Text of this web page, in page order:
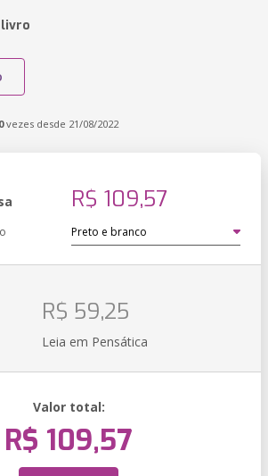
vezes desde 21/08/2022
R$ 109,57
R$ 59,25
Leia em Pensática
Valor total:
R$ 109,57